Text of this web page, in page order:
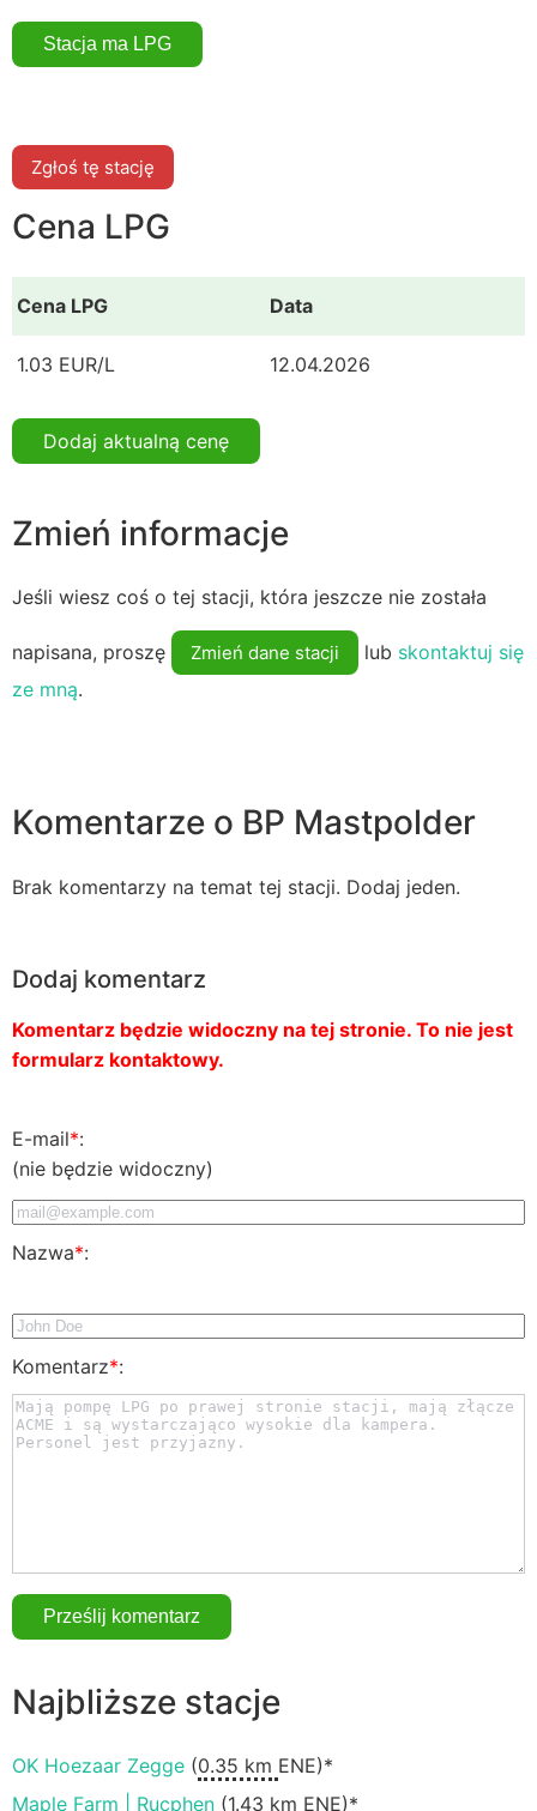
Zgłoś tę stację
Cena LPG
Cena LPG Data
1.03 EUR/L 12.04.2026
Dodaj aktualną cenę
Zmień informacje
Jeśli wiesz coś o tej stacji, która jeszcze nie została
napisana, proszę Zmień dane stacji lub skontaktuj się
ze mną.
Komentarze o BP Mastpolder
Brak komentarzy na temat tej stacji. Dodaj jeden.
Dodaj komentarz
Komentarz będzie widoczny na tej stronie. To nie jest
formularz kontaktowy.
E-mail*:
(nie będzie widoczny)
Nazwa*:
Komentarz*:
Najbliższe stacje
OK Hoezaar Zegge (0.35 km ENE)*
Maple Farm | Rucphen (1.43 km ENE)*